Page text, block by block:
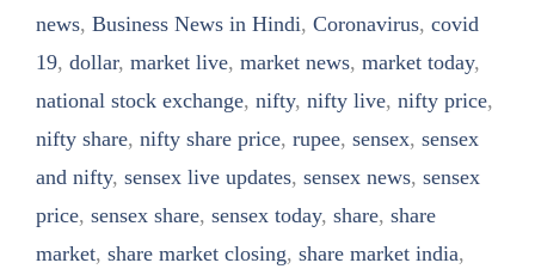
news, Business News in Hindi, Coronavirus, covid
19, dollar, market live, market news, market today,
national stock exchange, nifty, nifty live, nifty price,
nifty share, nifty share price, rupee, sensex, sensex
and nifty, sensex live updates, sensex news, sensex
price, sensex share, sensex today, share, share
market, share market closing, share market india,